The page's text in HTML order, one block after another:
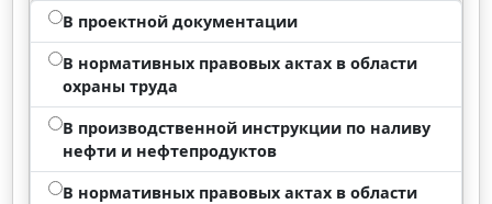
В проектной документации
В нормативных правовых актах в области
охраны труда
В производственной инструкции по наливу
нефти и нефтепродуктов
В нормативных правовых актах в области